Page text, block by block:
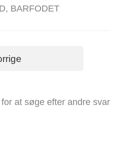
BARFODET
at søge efter andre svar